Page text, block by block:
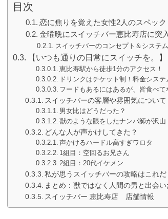
目次
恋に焦りを覚えた女性2人のスペック
金曜晩にスイッチバー恵比寿店に突
スイッチバーのコンセプト＆システム
【いつも通りの日常にスイッチを。】
恵比寿駅から徒歩1分のアクセス！
ドリンクはチケット制！料金システ
フードもあるにはあるが、皆食べて
スイッチバーの客層や雰囲気について
男女比はどうだった？
獣のような眼をしたナンパ師が沢山
どんな人が声かけしてきた？
声かけるハードル高すぎワロタ
1組目：空回るお兄さん
2組目：20代イケメン
私が思うスイッチバーの攻略はこれだ
まとめ：獣ではなく人間の男と出会
スイッチバー 恵比寿店 店舗情報